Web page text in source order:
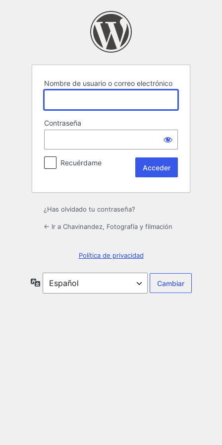
Nombre de usuario o correo electrónico
Contraseña
Recuérdame
¿Has olvidado tu contraseña?
← Ir a Chavinandez, Fotografía y filmación
Política de privacidad
Idioma